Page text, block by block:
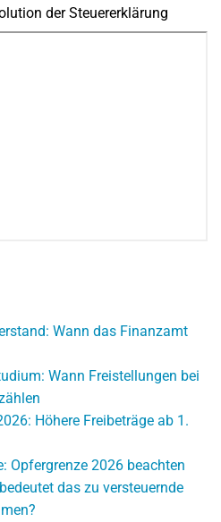
der Steuererklärung
Wann das Finanzamt
Wann Freistellungen bei
Höhere Freibeträge ab 1.
Opfergrenze 2026 beachten
das zu versteuernde